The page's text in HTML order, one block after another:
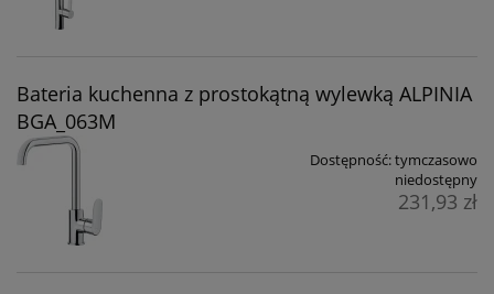
Bateria kuchenna z prostokątną wylewką ALPINIA
BGA_063M
Dostępność:tymczasowo
niedostępny
231,93 zł